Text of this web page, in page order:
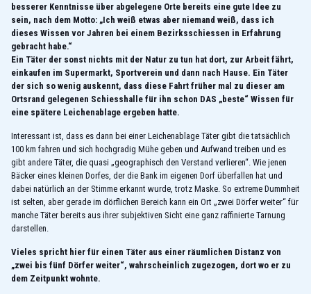
besserer Kenntnisse über abgelegene Orte bereits eine gute Idee zu
sein, nach dem Motto: „Ich weiß etwas aber niemand weiß, dass ich
dieses Wissen vor Jahren bei einem Bezirksschiessen in Erfahrung
gebracht habe.“
Ein Täter der sonst nichts mit der Natur zu tun hat dort, zur Arbeit fährt,
einkaufen im Supermarkt, Sportverein und dann nach Hause. Ein Täter
der sich so wenig auskennt, dass diese Fahrt früher mal zu dieser am
Ortsrand gelegenen Schiesshalle für ihn schon DAS „beste“ Wissen für
eine spätere Leichenablage ergeben hatte.
Interessant ist, dass es dann bei einer Leichenablage Täter gibt die tatsächlich
100 km fahren und sich hochgradig Mühe geben und Aufwand treiben und es
gibt andere Täter, die quasi „geographisch den Verstand verlieren“. Wie jenen
Bäcker eines kleinen Dorfes, der die Bank im eigenen Dorf überfallen hat und
dabei natürlich an der Stimme erkannt wurde, trotz Maske. So extreme Dummheit
ist selten, aber gerade im dörflichen Bereich kann ein Ort „zwei Dörfer weiter“ für
manche Täter bereits aus ihrer subjektiven Sicht eine ganz raffinierte Tarnung
darstellen.
Vieles spricht hier für einen Täter aus einer räumlichen Distanz von
„zwei bis fünf Dörfer weiter“, wahrscheinlich zugezogen, dort wo er zu
dem Zeitpunkt wohnte.